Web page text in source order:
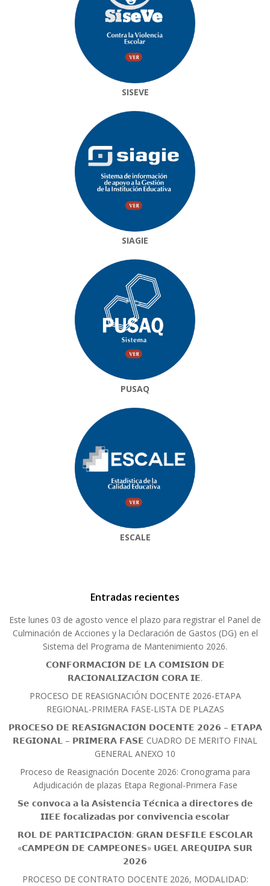
SISEVE
SIAGIE
PUSAQ
ESCALE
Entradas recientes
Este lunes 03 de agosto vence el plazo para registrar el Panel de
Culminación de Acciones y la Declaración de Gastos (DG) en el
Sistema del Programa de Mantenimiento 2026.
𝗖𝗢𝗡𝗙𝗢𝗥𝗠𝗔𝗖𝗜𝗢́𝗡 𝗗𝗘 𝗟𝗔 𝗖𝗢𝗠𝗜𝗦𝗜𝗢́𝗡 𝗗𝗘
𝗥𝗔𝗖𝗜𝗢𝗡𝗔𝗟𝗜𝗭𝗔𝗖𝗜𝗢́𝗡 𝗖𝗢𝗥𝗔 𝗜𝗘.
PROCESO DE REASIGNACIÓN DOCENTE 2026-ETAPA
REGIONAL-PRIMERA FASE-LISTA DE PLAZAS
𝗣𝗥𝗢𝗖𝗘𝗦𝗢 𝗗𝗘 𝗥𝗘𝗔𝗦𝗜𝗚𝗡𝗔𝗖𝗜𝗢́𝗡 𝗗𝗢𝗖𝗘𝗡𝗧𝗘 𝟮𝟬𝟮𝟲 – 𝗘𝗧𝗔𝗣𝗔
𝗥𝗘𝗚𝗜𝗢𝗡𝗔𝗟 – 𝗣𝗥𝗜𝗠𝗘𝗥𝗔 𝗙𝗔𝗦𝗘 CUADRO DE MERITO FINAL
GENERAL ANEXO 10
Proceso de Reasignación Docente 2026: Cronograma para
Adjudicación de plazas Etapa Regional-Primera Fase
𝗦𝗲 𝗰𝗼𝗻𝘃𝗼𝗰𝗮 𝗮 𝗹𝗮 𝗔𝘀𝗶𝘀𝘁𝗲𝗻𝗰𝗶𝗮 𝗧𝗲́𝗰𝗻𝗶𝗰𝗮 𝗮 𝗱𝗶𝗿𝗲𝗰𝘁𝗼𝗿𝗲𝘀 𝗱𝗲
𝗜𝗜𝗘𝗘 𝗳𝗼𝗰𝗮𝗹𝗶𝘇𝗮𝗱𝗮𝘀 𝗽𝗼𝗿 𝗰𝗼𝗻𝘃𝗶𝘃𝗲𝗻𝗰𝗶𝗮 𝗲𝘀𝗰𝗼𝗹𝗮𝗿
𝗥𝗢𝗟 𝗗𝗘 𝗣𝗔𝗥𝗧𝗜𝗖𝗜𝗣𝗔𝗖𝗜𝗢́𝗡: 𝗚𝗥𝗔𝗡 𝗗𝗘𝗦𝗙𝗜𝗟𝗘 𝗘𝗦𝗖𝗢𝗟𝗔𝗥
«𝗖𝗔𝗠𝗣𝗘𝗢́𝗡 𝗗𝗘 𝗖𝗔𝗠𝗣𝗘𝗢𝗡𝗘𝗦» 𝗨𝗚𝗘𝗟 𝗔𝗥𝗘𝗤𝗨𝗜𝗣𝗔 𝗦𝗨𝗥
𝟮𝟬𝟮𝟲
PROCESO DE CONTRATO DOCENTE 2026, MODALIDAD: